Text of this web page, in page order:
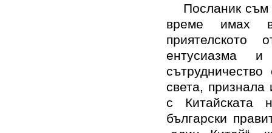
Посланик съм
време имах
приятелското
ентусиазма
света, признала
с Китайската
български